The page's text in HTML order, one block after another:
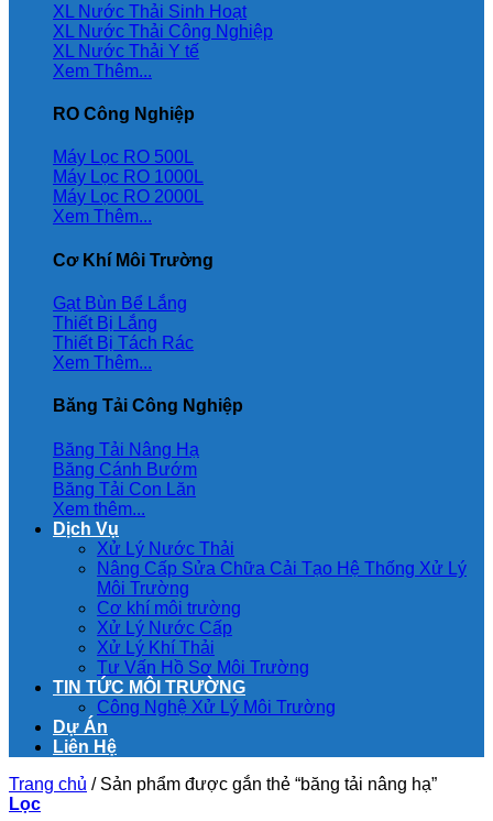
XL Nước Thải Sinh Hoạt
XL Nước Thải Công Nghiệp
XL Nước Thải Y tế
Xem Thêm...
RO Công Nghiệp
Máy Lọc RO 500L
Máy Lọc RO 1000L
Máy Lọc RO 2000L
Xem Thêm...
Cơ Khí Môi Trường
Gạt Bùn Bể Lắng
Thiết Bị Lắng
Thiết Bị Tách Rác
Xem Thêm...
Băng Tải Công Nghiệp
Băng Tải Nâng Hạ
Băng Cánh Bướm
Băng Tải Con Lăn
Xem thêm...
Dịch Vụ
Xử Lý Nước Thải
Nâng Cấp Sửa Chữa Cải Tạo Hệ Thống Xử Lý
Môi Trường
Cơ khí môi trường
Xử Lý Nước Cấp
Xử Lý Khí Thải
Tư Vấn Hồ Sơ Môi Trường
TIN TỨC MÔI TRƯỜNG
Công Nghệ Xử Lý Môi Trường
Dự Án
Liên Hệ
Trang chủ /Sản phẩm được gắn thẻ “băng tải nâng hạ”
Lọc